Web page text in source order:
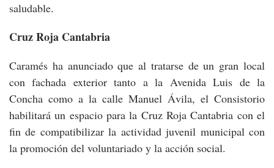
saludable.
Cruz Roja Cantabria
Caramés ha anunciado que al tratarse de un gran local
con fachada exterior tanto a la Avenida Luis de la
Concha como a la calle Manuel Ávila, el Consistorio
habilitará un espacio para la Cruz Roja Cantabria con el
fin de compatibilizar la actividad juvenil municipal con
la promoción del voluntariado y la acción social.